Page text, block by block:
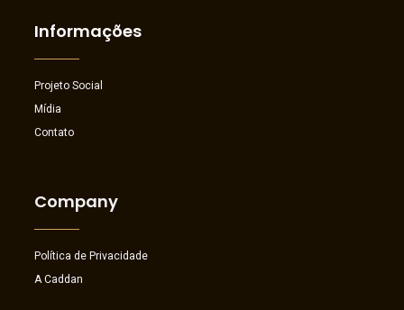
Informações
Projeto Social
Mídia
Contato
Company
Política de Privacidade
A Caddan